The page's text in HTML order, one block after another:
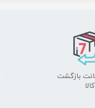
​​​​​​​کالا